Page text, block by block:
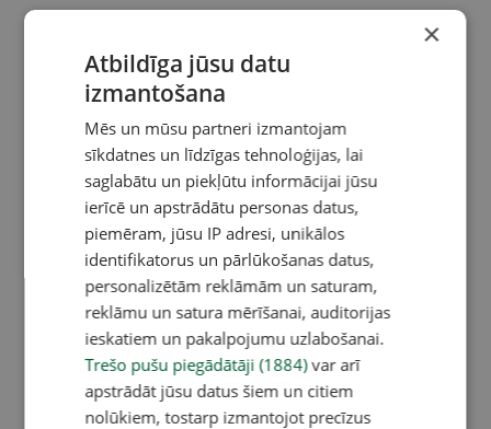
×
Atbildīga jūsu datu
izmantošana
Mēs un mūsu partneri izmantojam
sīkdatnes un līdzīgas tehnoloģijas, lai
saglabātu un piekļūtu informācijai jūsu
ierīcē un apstrādātu personas datus,
piemēram, jūsu IP adresi, unikālos
identifikatorus un pārlūkošanas datus,
personalizētām reklāmām un saturam,
reklāmu un satura mērīšanai, auditorijas
ieskatiem un pakalpojumu uzlabošanai.
Trešo pušu piegādātāji (1884)var arī
apstrādāt jūsu datus šiem un citiem
nolūkiem, tostarp izmantojot precīzus